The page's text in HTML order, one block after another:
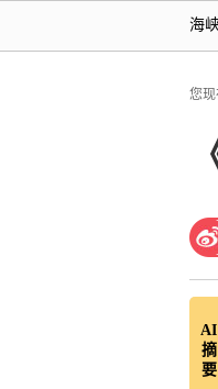
海
您现
AI
摘
要